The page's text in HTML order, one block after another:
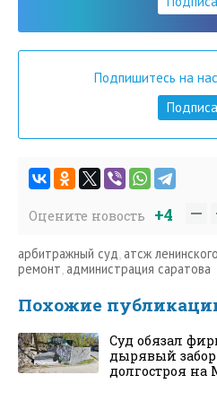
Подпишитесь на
Оцените новость +4
арбитражный суд атсж
ремонт администрация саратова
Похожие
Суд обязал
дырявый
долгостроя